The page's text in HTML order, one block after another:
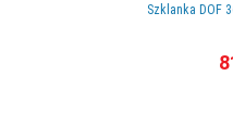
Szklanka DOF